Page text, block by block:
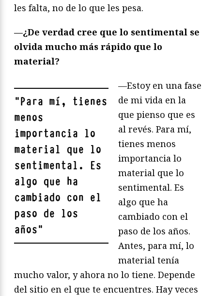
les falta, no de lo que les pesa.
—¿De verdad cree que lo sentimental se
olvida mucho más rápido que lo
material?
"Para mí, tienes
menos
importancia lo
material que lo
sentimental. Es
algo que ha
cambiado con el
paso de los
años"
—Estoy en una fase
de mi vida en la
que pienso que es
al revés. Para mí,
tienes menos
importancia lo
material que lo
sentimental. Es
algo que ha
cambiado con el
paso de los años.
Antes, para mí, lo
material tenía
mucho valor, y ahora no lo tiene. Depende
del sitio en el que te encuentres. Hay veces